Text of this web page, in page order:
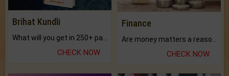
Brihat Kundli
CHECK NOW
Finance
CHECK NOW